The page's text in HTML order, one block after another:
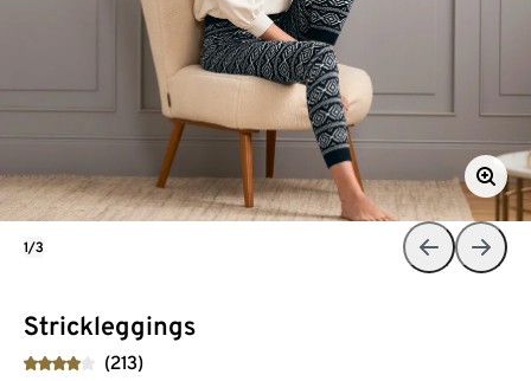
Strickleggings
(213)
1/3